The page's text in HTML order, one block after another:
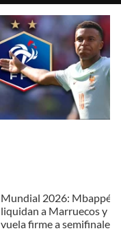
Mundial 2026: Mbappé y
liquidan a Marruecos y
vuela firme a semifinales